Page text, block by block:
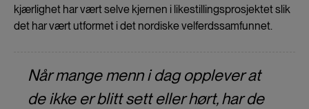
kjærlighet har vært selve kjernen i likestillingsprosjektet slik
det har vært utformet i det nordiske velferdssamfunnet.
Når mange menn i dag opplever at
de ikke er blitt sett eller hørt, har de